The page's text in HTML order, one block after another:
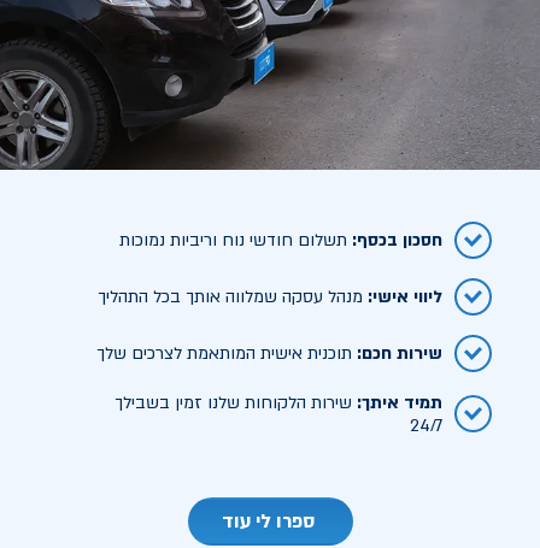
חסכון בכסף: תשלום חודשי נוח וריביות נמוכות
ליווי אישי: מנהל עסקה שמלווה אותך בכל התהליך
שירות חכם: תוכנית אישית המותאמת לצרכים שלך
תמיד איתך: שירות הלקוחות שלנו זמין בשבילך
24/7
ספרו לי עוד